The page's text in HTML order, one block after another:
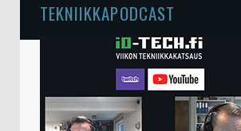
TEKNIIKKAPODCAST